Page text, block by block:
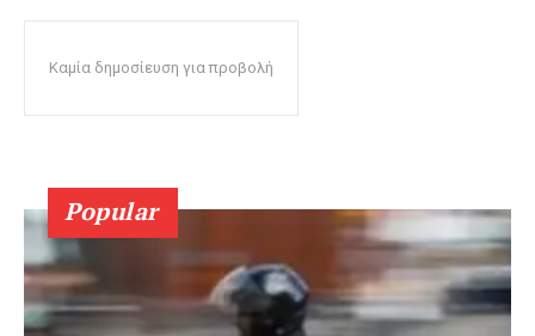
Καμία δημοσίευση για προβολή
Popular